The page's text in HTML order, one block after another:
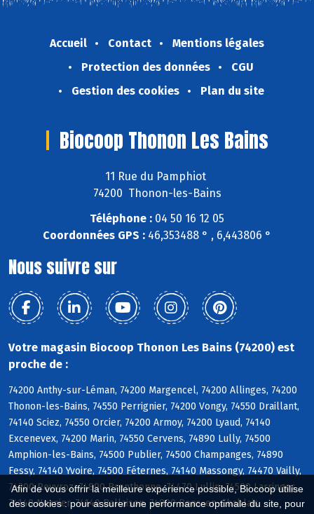
Afin de vous offrir la meilleure expérience possible, Biocoop utilise
des cookies : pour assurer une performance optimale du site, pour
Accueil Contact
Mentions légales
Protection des données
CGU
Gestion des cookies
Plan du site
Biocoop Thonon Les Bains
11 Rue du Pamphiot
74200 Thonon-les-Bains
Téléphone : 04 50 16 12 05
Coordonnées GPS : 46,353488 ° , 6,443806 °
Nous suivre sur
Votre magasin Biocoop Thonon Les Bains (74200) est
proche de :
74200 Anthy-sur-Léman, 74200 Margencel, 74200 Allinges, 74200
Thonon-les-Bains, 74550 Perrignier, 74200 Vongy, 74550 Draillant,
74140 Sciez, 74550 Orcier, 74200 Armoy, 74200 Lyaud, 74140
Excenevex, 74200 Marin, 74550 Cervens, 74890 Lully, 74500
Amphion-les-Bains, 74500 Publier, 74500 Champanges, 74890
Fessy, 74140 Yvoire, 74500 Féternes, 74140 Massongy, 74470 Vailly,
74200 Reyvroz, 74890 Brenthonne, 74470 Lullin, 74500 Larringes,
74140 Nernier, 74140 Ballaison, 74890 Bons-en-Chablais